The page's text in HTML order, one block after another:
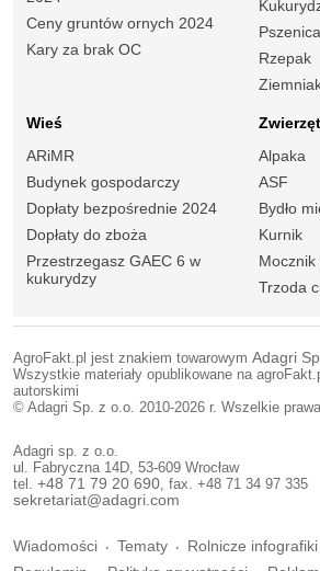
Ceny gruntów ornych 2024
Kary za brak OC
Rzepak
Wieś
ARiMR
Budynek gospodarczy
Dopłaty bezpośrednie 2024
Dopłaty do zboża
Przestrzegasz GAEC 6 w
kukurydzy
Alpaka
ASF
Bydło
Kurnik
Mocznik
Trzoda
AgroFakt.pl jest znakiem towarowym Adagri
Wszystkie materiały opublikowane na
autorskimi
© Adagri Sp. z o.o. 2010-2026 r. Wszelkie
Adagri sp. z o.o.
ul. Fabryczna 14D, 53-609 Wrocław
tel. +48 71 79 20 690, fax. +48 71 34 97 335
sekretariat@adagri.com
Wiadomości Tematy Rolnicze infografiki